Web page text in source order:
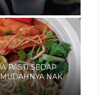
PASTI SEDAP
NAK